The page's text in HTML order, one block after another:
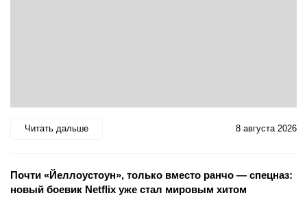
Читать дальше 8 августа 2026
Почти «Йеллоустоун», только вместо ранчо — спецназ:
новый боевик Netflix уже стал мировым хитом